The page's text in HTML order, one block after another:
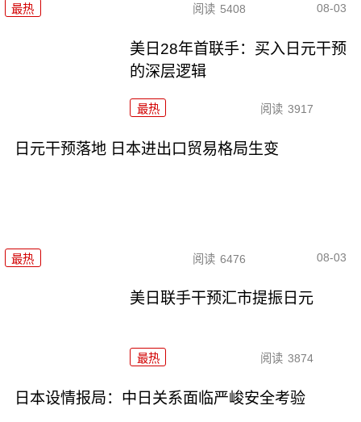
最热 阅读 5408 08-03
美日28年首联手：买入日元干预
的深层逻辑
最热 阅读 3917
日元干预落地 日本进出口贸易格局生变
最热 阅读 6476 08-03
美日联手干预汇市提振日元
最热 阅读 3874
日本设情报局：中日关系面临严峻安全考验